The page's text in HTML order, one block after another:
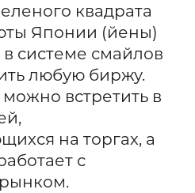
квадрата
Японии (йены)
системе смайлов
любую биржу.
встретить в
на торгах, а
с